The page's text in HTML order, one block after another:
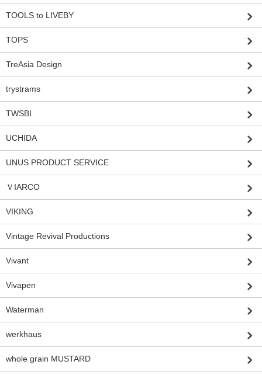
TOOLS to LIVEBY
TOPS
TreAsia Design
trystrams
TWSBI
UCHIDA
UNUS PRODUCT SERVICE
ＶIARCO
VIKING
Vintage Revival Productions
Vivant
Vivapen
Waterman
werkhaus
whole grain MUSTARD